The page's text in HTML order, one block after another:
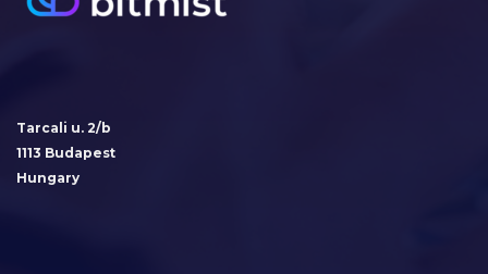
Tarcali u. 2/b
1113 Budapest
Hungary